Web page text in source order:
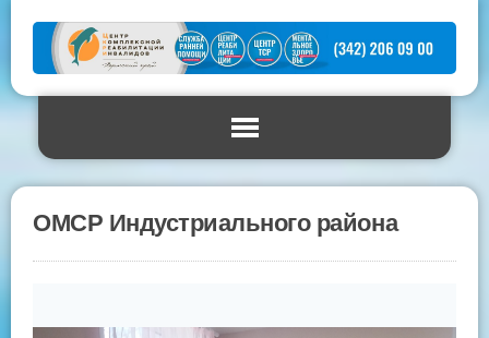
ОМСР Индустриального района